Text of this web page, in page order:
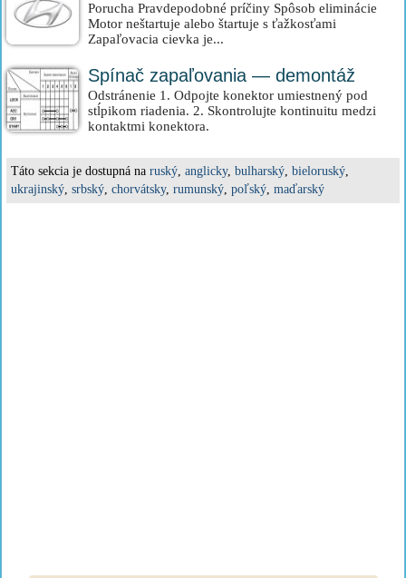
Porucha Pravdepodobné príčiny Spôsob eliminácie
Motor neštartuje alebo štartuje s ťažkosťami
Zapaľovacia cievka je...
Spínač zapaľovania — demontáž
Odstránenie 1. Odpojte konektor umiestnený pod
stĺpikom riadenia. 2. Skontrolujte kontinuitu medzi
kontaktmi konektora.
Táto sekcia je dostupná na ruský, anglicky, bulharský, bieloruský,
ukrajinský, srbský, chorvátsky, rumunský, poľský, maďarský